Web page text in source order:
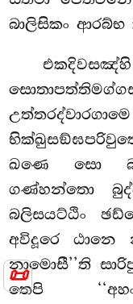
📜
බාලිසිකං ආරබ්භ
ඛණෙ සො
ගණ්හන්තො
බලිසයට්ඨිං
අවිදූරෙ ඨානෙ
නාමොසී’’ති
තෙපි